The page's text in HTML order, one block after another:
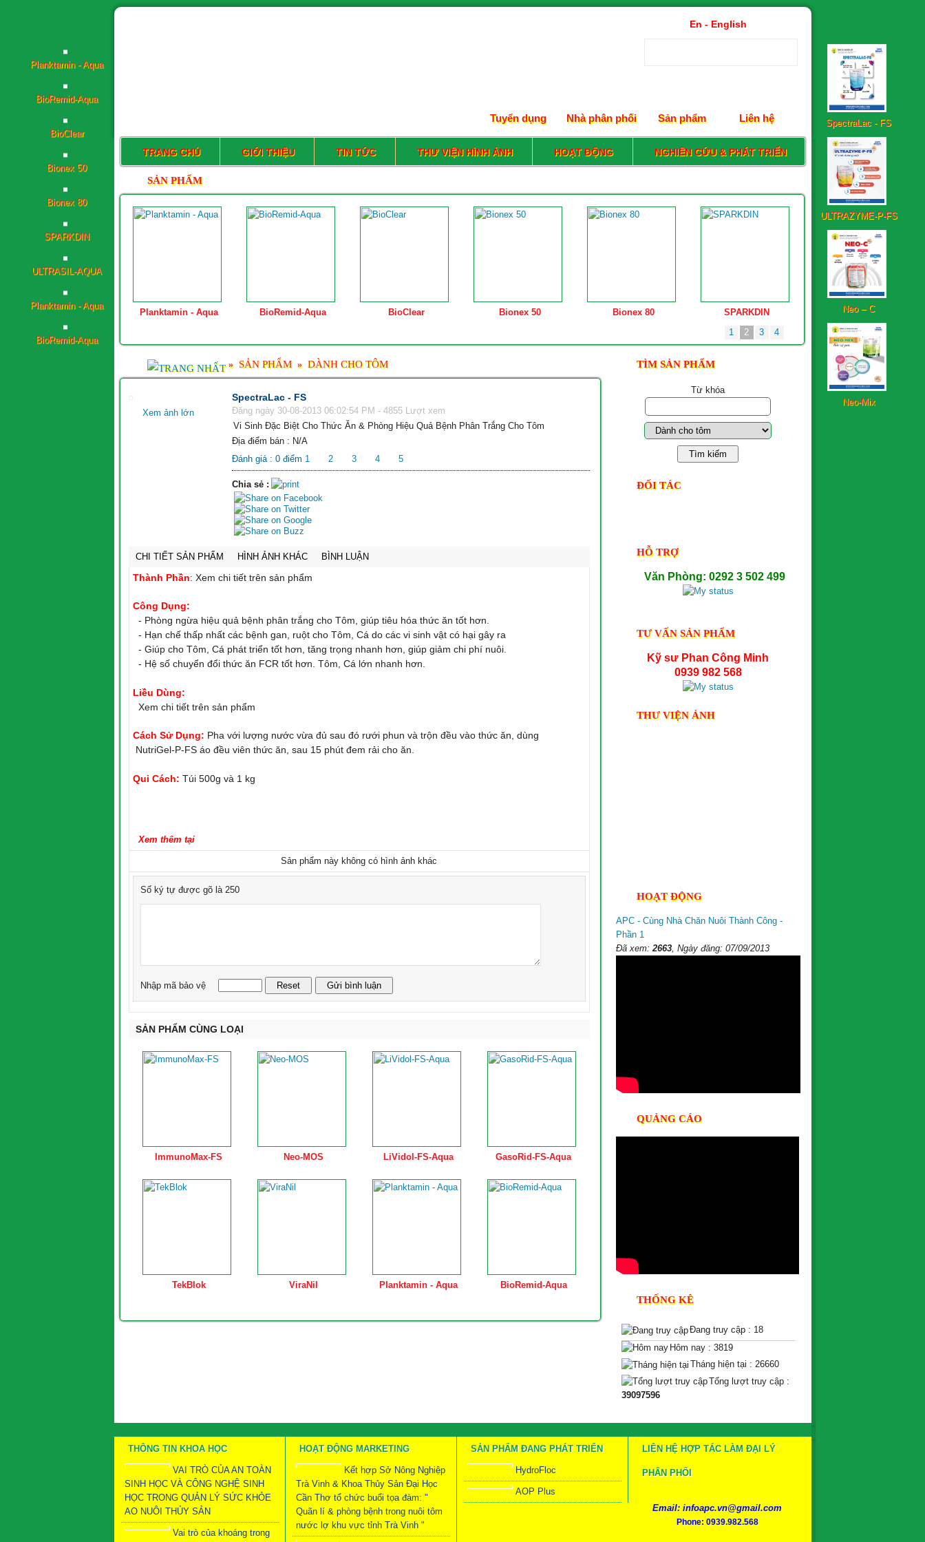
SpectraLac - FS
ULTRAZYME-P-FS
Neo – C
Neo-Mix
En - English
Tuyển dụng Nhà phân phối Sản phẩm Liên hệ
TRANG CHỦ GIỚI THIỆU TIN TỨC THƯ VIỆN HÌNH ẢNH HOẠT ĐỘNG NGHIÊN CỨU & PHÁT TRIỂN
SẢN PHẨM
ViraNil Planktamin - Aqua BioRemid-Aqua BioClear Bionex 50 Bionex 80 SPARKDIN
ULTRASIL-AQUA
1
2 3 4
» SẢN PHẨM » DÀNH CHO TÔM
Xem ảnh lớn
SpectraLac - FS
Đăng ngày 30-08-2013 06:02:54 PM - 4855 Lượt xem
Vi Sinh Đặc Biệt Cho Thức Ăn & Phòng Hiệu Quả Bệnh Phân Trắng Cho Tôm
Địa điểm bán : N/A
Đánh giá : 0điểm 1 2 3 4 5
Chia sẻ :
CHI TIẾT SẢN PHẨM HÌNH ẢNH KHÁC BÌNH LUẬN
Thành Phần: Xem chi tiết trên sản phẩm
Công Dụng:
- Phòng ngừa hiệu quả bệnh phân trắng cho Tôm, giúp tiêu hóa thức ăn tốt hơn.
- Hạn chế thấp nhất các bệnh gan, ruột cho Tôm, Cá do các vi sinh vật có hại gây ra
- Giúp cho Tôm, Cá phát triển tốt hơn, tăng trọng nhanh hơn, giúp giảm chi phí nuôi.
- Hệ số chuyển đổi thức ăn FCR tốt hơn. Tôm, Cá lớn nhanh hơn.
Liều Dùng:
Xem chi tiết trên sản phẩm
Cách Sử Dụng: Pha với lượng nước vừa đủ sau đó rưới phun và trộn đều vào thức ăn, dùng
NutriGel-P-FS áo đều viên thức ăn, sau 15 phút đem rải cho ăn.
Qui Cách: Túi 500g và 1 kg
Xem thêm tại
Sản phẩm này không có hình ảnh khác
Số ký tự được gõ là 250
Nhập mã bảo vệ
SẢN PHẨM CÙNG LOẠI
ImmunoMax-FS Neo-MOS LiVidol-FS-Aqua GasoRid-FS-Aqua
TekBlok ViraNil Planktamin - Aqua BioRemid-Aqua
TÌM SẢN PHẨM
Từ khóa
ĐỐI TÁC
HỖ TRỢ
Văn Phòng: 0292 3 502 499
TƯ VẤN SẢN PHẨM
Kỹ sư Phan Công Minh
0939 982 568
THƯ VIỆN ẢNH
HOẠT ĐỘNG
APC - Cùng Nhà Chăn Nuôi Thành Công -
Phần 1
Đã xem:2663, Ngày đăng: 07/09/2013
QUẢNG CÁO
THỐNG KÊ
Đang truy cập : 18
Hôm nay : 3819
Tháng hiện tại : 26660
Tổng lượt truy cập :
39097596
THÔNG TIN KHOA HỌC
VAI TRÒ CỦA AN TOÀN
SINH HỌC VÀ CÔNG NGHỆ SINH
HỌC TRONG QUẢN LÝ SỨC KHỎE
AO NUÔI THỦY SẢN
Vai trò của khoáng trong
HOẠT ĐỘNG MARKETING
Kết hợp Sở Nông Nghiệp
Trà Vinh & Khoa Thủy Sản Đại Học
Cần Thơ tổ chức buổi tọa đàm: "
Quãn lí & phòng bệnh trong nuôi tôm
nước lợ khu vực tỉnh Trà Vinh "
SẢN PHẨM ĐANG PHÁT TRIỂN
HydroFloc
AOP Plus
LIÊN HỆ HỢP TÁC LÀM ĐẠI LÝ
PHÂN PHỐI
Email: infoapc.vn@gmail.com
Phone: 0939.982.568